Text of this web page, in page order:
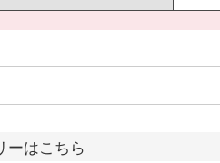
ーはこちら